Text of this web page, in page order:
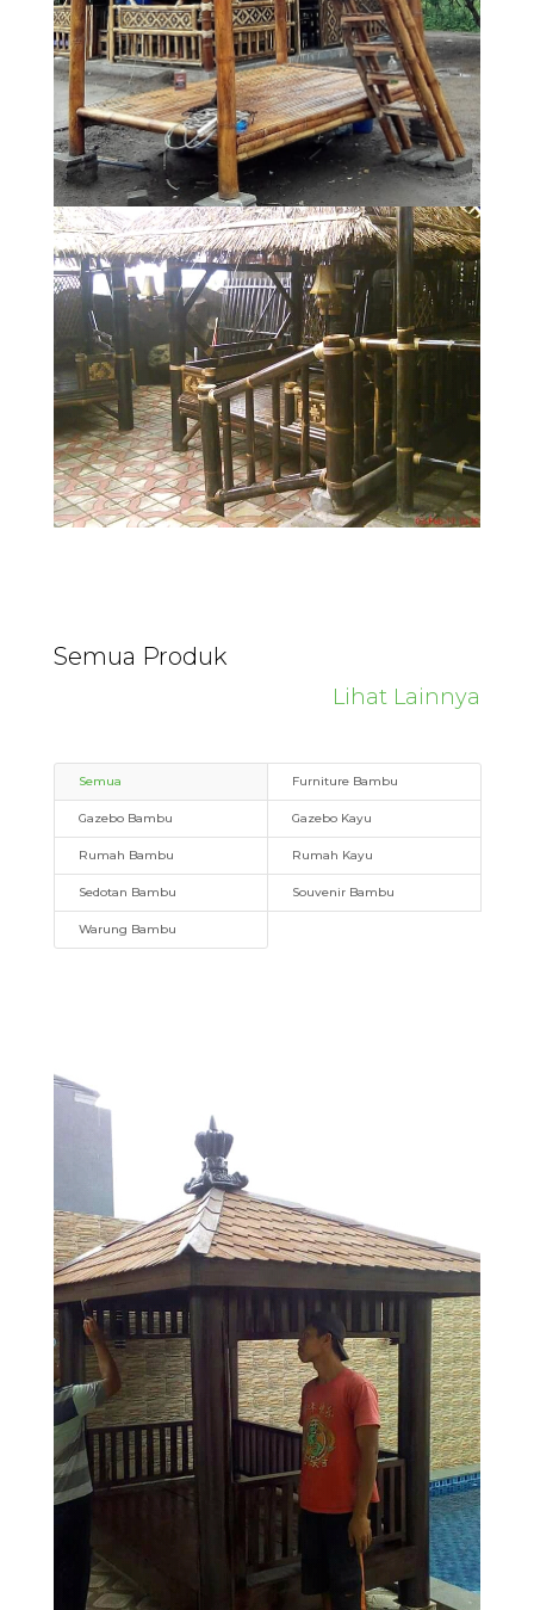
Semua Produk
Lihat Lainnya
Semua Furniture Bambu
Gazebo Bambu Gazebo Kayu
Rumah Bambu Rumah Kayu
Sedotan Bambu Souvenir Bambu
Warung Bambu